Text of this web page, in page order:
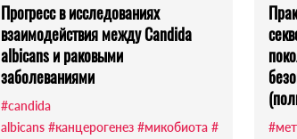
Прогресс в исследованиях
взаимодействия между Candida
albicans и раковыми
заболеваниями
#candida
albicans #канцерогенез #микобиота #